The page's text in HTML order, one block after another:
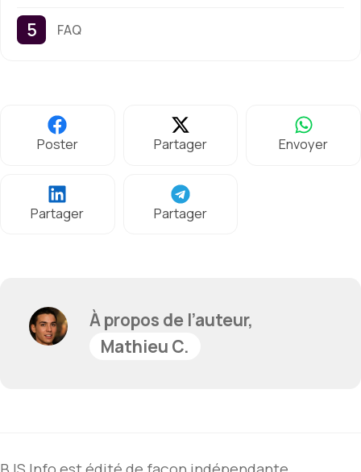
FAQ
Poster Partager Envoyer
Partager Partager
À propos de l’auteur,
Mathieu C.